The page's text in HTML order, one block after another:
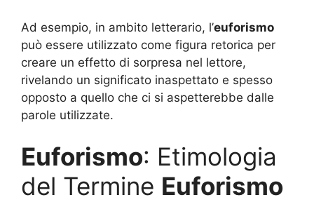
Ad esempio, in ambito letterario, l’euforismo
può essere utilizzato come figura retorica per
creare un effetto di sorpresa nel lettore,
rivelando un significato inaspettato e spesso
opposto a quello che ci si aspetterebbe dalle
parole utilizzate.
Euforismo: Etimologia
del Termine Euforismo